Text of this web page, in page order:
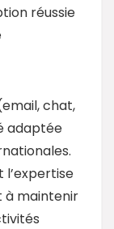
réussie
chat,
adaptée
l’expertise
à maintenir